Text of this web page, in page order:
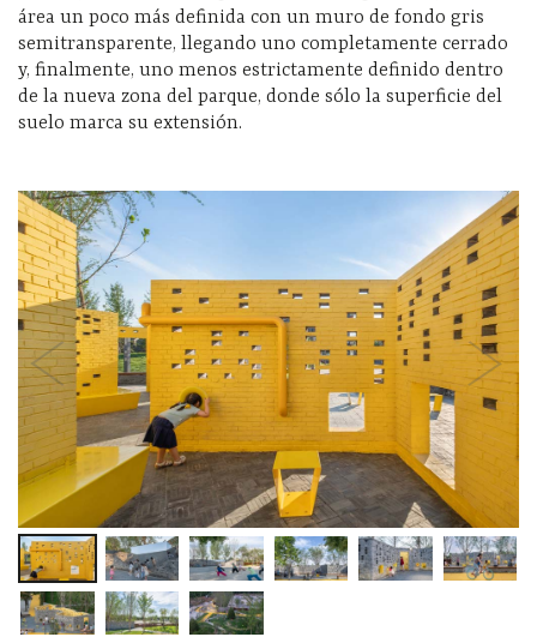
área un poco más definida con un muro de fondo gris
semitransparente, llegando uno completamente cerrado
y, finalmente, uno menos estrictamente definido dentro
de la nueva zona del parque, donde sólo la superficie del
suelo marca su extensión.